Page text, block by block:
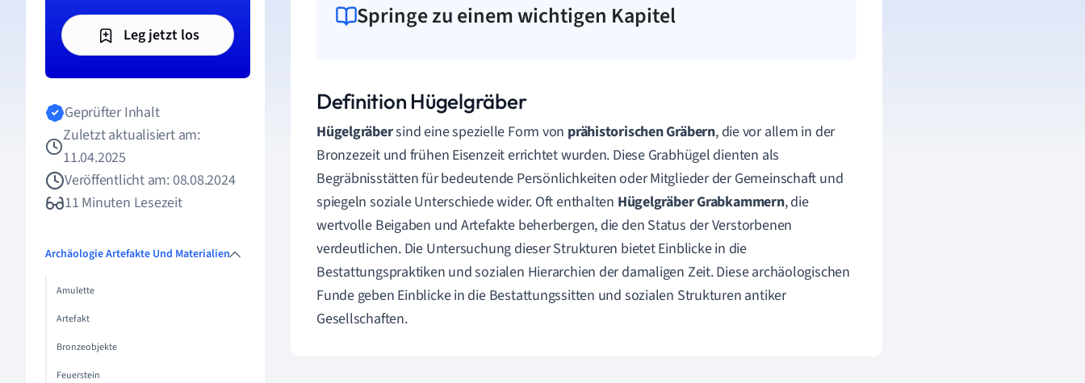
Leg jetzt los
Geprüfter Inhalt
Zuletzt aktualisiert am:
11.04.2025
Veröffentlicht am: 08.08.2024
11 Minuten Lesezeit
Archäologie Artefakte Und Materialien
Amulette
Artefakt
Bronzeobjekte
Feuerstein
Springe zu einem wichtigen Kapitel
Definition Hügelgräber
Hügelgräbersind eine spezielle Form von prähistorischen Gräbern, die vor allem in der
Bronzezeit und frühen Eisenzeit errichtet wurden. Diese Grabhügel dienten als
Begräbnisstätten für bedeutende Persönlichkeiten oder Mitglieder der Gemeinschaft und
spiegeln soziale Unterschiede wider. Oft enthalten Hügelgräber Grabkammern, die
wertvolle Beigaben und Artefakte beherbergen, die den Status der Verstorbenen
verdeutlichen. Die Untersuchung dieser Strukturen bietet Einblicke in die
Bestattungspraktiken und sozialen Hierarchien der damaligen Zeit. Diese archäologischen
Funde geben Einblicke in die Bestattungssitten und sozialen Strukturen antiker
Gesellschaften.